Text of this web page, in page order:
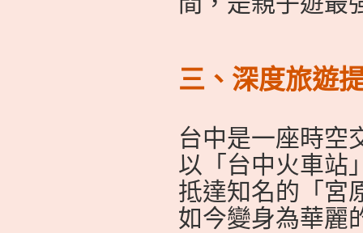
三、深度旅遊
台中是一座時空
以「台中火車站
抵達知名的「宮
如今變身為華麗